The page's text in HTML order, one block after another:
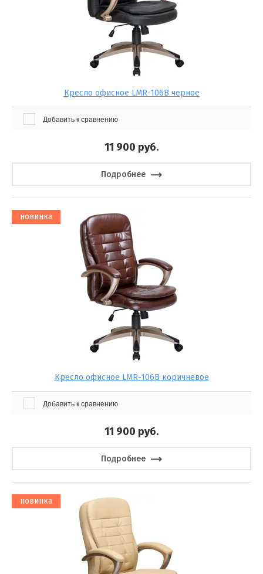
Кресло офисное LMR-106B черное
Добавить к сравнению
11 900 руб.
Подробнее
новинка
Кресло офисное LMR-106B коричневое
Добавить к сравнению
11 900 руб.
Подробнее
новинка